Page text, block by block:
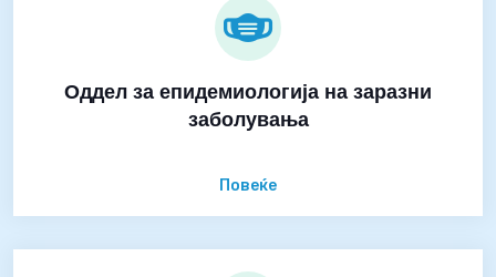
Оддел за епидемиологија на заразни
заболувања
Повеќе